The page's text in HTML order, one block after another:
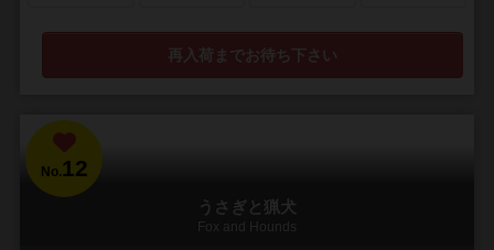
再入荷までお待ち下さい
No.12
うさぎと猟犬
Fox and Hounds